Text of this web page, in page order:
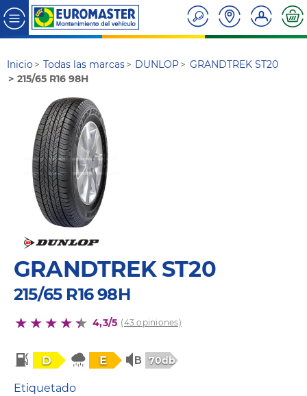
Inicio Todas las marcas DUNLOP
GRANDTREK ST20
215/65 R16 98H
GRANDTREK ST20
215/65 R16 98H
4,3/5 (43 opiniones)
D E 70db
Etiquetado